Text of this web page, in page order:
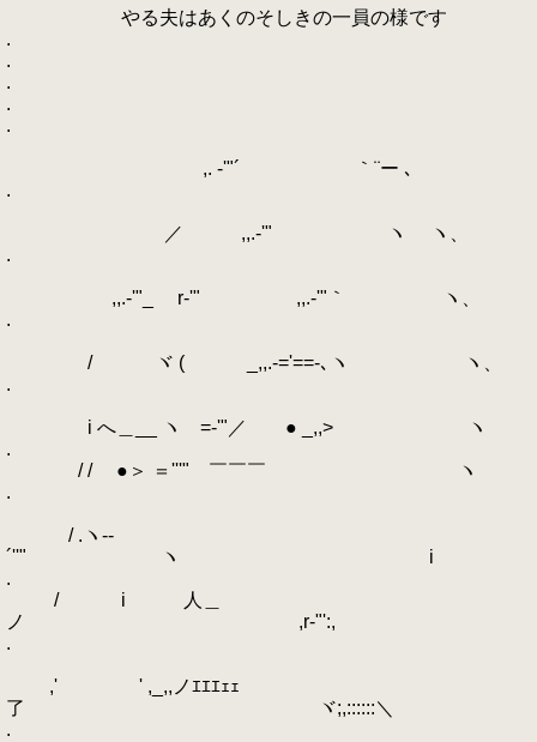
やる夫はあくのそしきの一員の様です
.
.
.
.
.
,. -'"´ ｀¨ー ､
.
／ ,,.-'" ヽ ヽ、
.
,,.-'"_ r‐'" ,,.-'"｀ ヽ、
.
/ ヾ ( _,,.-='==-､ヽ ヽ、
.
i へ＿__ ヽゝ=-'"／ ● _,,> ヽ
.
/ / ●＞ ＝'''" ￣￣￣ ヽ
.
/ .ヽ-‐
´''" ヽ i
.
/ i 人＿
ノ ,r‐"':,
.
,' ' ,_,,ノｴｴｴｪｪ
了 ヾ;,::::::＼
.